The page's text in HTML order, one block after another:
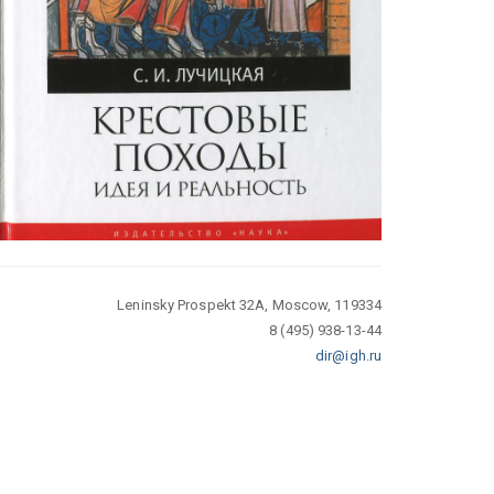
Leninsky Prospekt 32A, Moscow, 119334
8 (495) 938-13-44
dir@igh.ru